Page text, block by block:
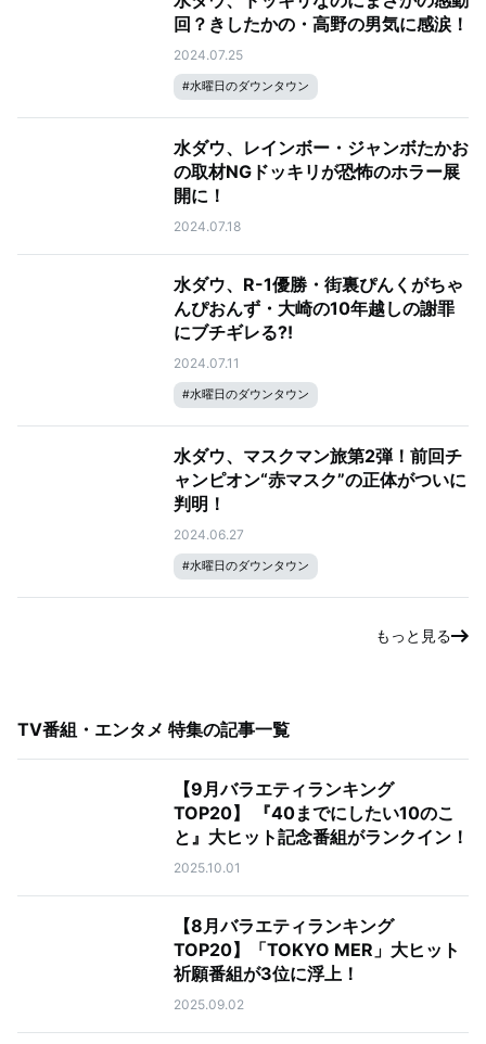
回？きしたかの・高野の男気に感涙！
2024.07.25
#水曜日のダウンタウン
水ダウ、レインボー・ジャンボたかお
の取材NGドッキリが恐怖のホラー展
開に！
2024.07.18
水ダウ、R-1優勝・街裏ぴんくがちゃ
んぴおんず・大崎の10年越しの謝罪
にブチギレる?!
2024.07.11
#水曜日のダウンタウン
水ダウ、マスクマン旅第2弾！前回チ
ャンピオン“赤マスク”の正体がついに
判明！
2024.06.27
#水曜日のダウンタウン
もっと見る
TV番組・エンタメ 特集の記事一覧
【9月バラエティランキング
TOP20】 『40までにしたい10のこ
と』大ヒット記念番組がランクイン！
2025.10.01
【8月バラエティランキング
TOP20】「TOKYO MER」大ヒット
祈願番組が3位に浮上！
2025.09.02